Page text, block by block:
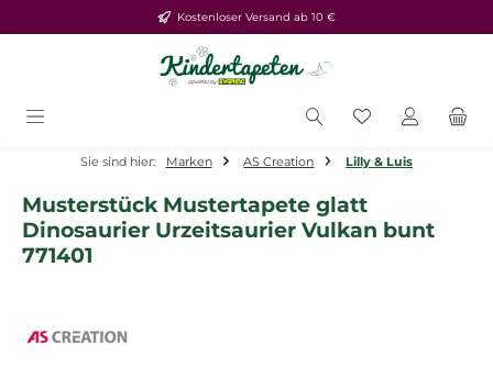
Zum Hauptinhalt springenKostenloser Versand ab 10 €
Du hast 0
Sie sind hier: Marken AS Creation Lilly & Luis
Musterstück Mustertapete glatt
Dinosaurier Urzeitsaurier Vulkan bunt
771401